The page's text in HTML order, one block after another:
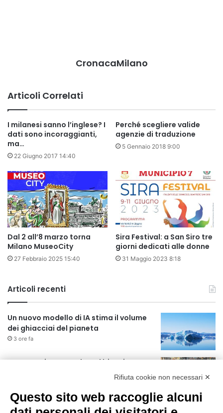
CronacaMilano
Articoli Correlati
I milanesi sanno l’inglese? I
dati sono incoraggianti,
ma…
22 Giugno 2017 14:40
Perché scegliere valide
agenzie di traduzione
5 Gennaio 2018 9:00
Dal 2 all’8 marzo torna
Milano MuseoCity
27 Febbraio 2025 15:40
Sira Festival: a San Siro tre
giorni dedicati alle donne
31 Maggio 2023 8:18
Articoli recenti
Un nuovo modello di IA stima il volume
dei ghiacciai del pianeta
3 ore fa
Manutenzione strade, nel biennio
Il codice segreto dei neuroni: la
Rifiuta cookie non necessari ✕
Questo sito web raccoglie alcuni